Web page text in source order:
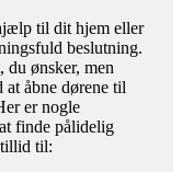
til dit hjem eller
beslutning.
du ønsker, men
åbne dørene til
er nogle
finde pålidelig
til: